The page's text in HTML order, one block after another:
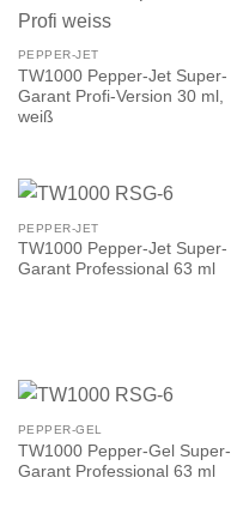
PEPPER-JET
TW1000 Pepper-Jet Super-
Garant Profi-Version 30 ml,
weiß
PEPPER-JET
TW1000 Pepper-Jet Super-
Garant Professional 63 ml
PEPPER-GEL
TW1000 Pepper-Gel Super-
Garant Professional 63 ml